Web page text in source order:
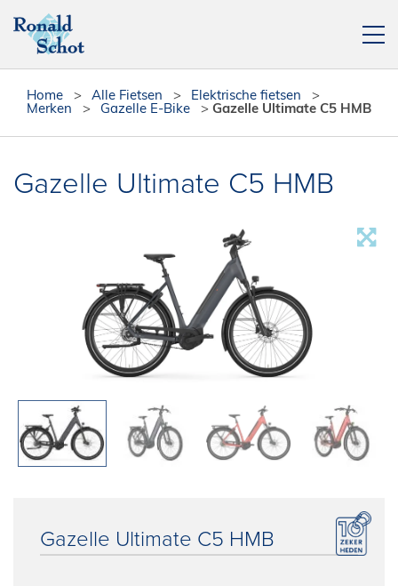
Fietsendragers
[php snippet=16]
Reparatieplanner
E-Bike private shopping
Home > Alle Fietsen > Elektrische fietsen
>
Merken
> Gazelle E-Bike > Gazelle Ultimate C5 HMB
Gazelle Ultimate C5 HMB
Gazelle Ultimate C5 HMB